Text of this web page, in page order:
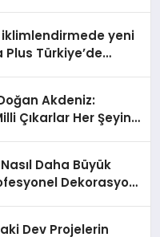
iklimlendirmede yeni
Türkiye’de
dostu tasarımıyla
son modeli
Madoka Plus
sunuldu. Tam
mobil uygulama
entegrasyonu
sistemlerinin
kolay, konforlu ve
Enerji
Akdeniz:
Çıkarlar Her Şeyin
Daha Büyük
Dekorasyon
Dev Projelerin